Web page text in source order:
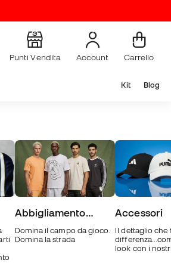
Punti Vendita Account Carrello
Kit Blog
Abbigliamento
Domina il campo da gioco.
Domina la strada
Accessori
Il dettaglio che
look con i